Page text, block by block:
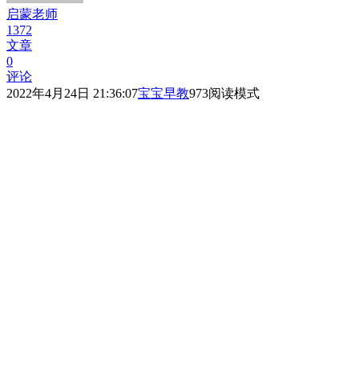
启蒙老师
1372
文章
0
评论
2022年4月24日 21:36:07宝宝早教973阅读模式